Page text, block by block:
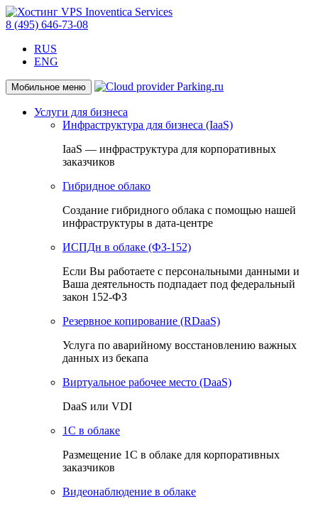
8 (495) 646-73-08
RUS
ENG
Мобильное меню
Услуги для бизнеса
Инфраструктура для бизнеса (IaaS)
IaaS — инфраструктура для корпоративных
заказчиков
Гибридное облако
Создание гибридного облака с помощью нашей
инфраструктуры в дата-центре
ИСПДн в облаке (ФЗ-152)
Если Вы работаете с персональными данными и
Ваша деятельность подпадает под федеральный
закон 152-ФЗ
Резервное копирование (RDaaS)
Услуга по аварийному восстановлению важных
данных из бекапа
Виртуальное рабочее место (DaaS)
DaaS или VDI
1C в облаке
Размещение 1С в облаке для корпоративных
заказчиков
Видеонаблюдение в облаке